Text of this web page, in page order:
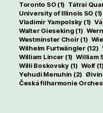
Toronto SO (1) Tátrai
University of Illinois SO (1)
Vladimir Yampolsky (1)
Walter Gieseking (1)
Westminster Choir(1)
Wilhelm Furtwängler(12)
William Lincer (1) William
Willi Boskovsky(1) Wolf(1)
Yehudi Menuhin (2) Øivin
Česká filharmonie